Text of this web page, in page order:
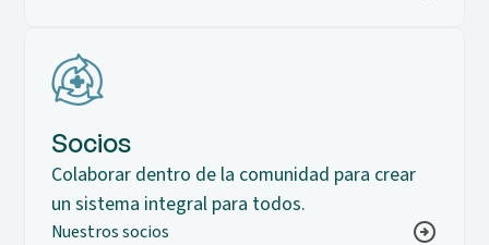
Socios
Colaborar dentro de la comunidad para crear
un sistema integral para todos.
Nuestros socios